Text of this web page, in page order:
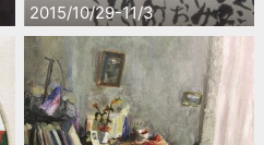
2015/10/29-11/3